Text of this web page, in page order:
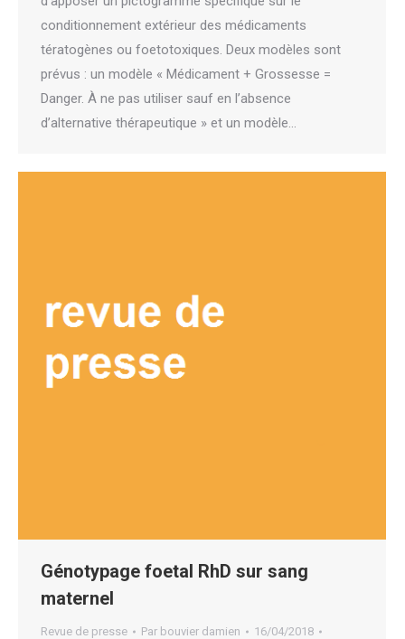
conditionnement extérieur des médicaments
tératogènes ou foetotoxiques. Deux modèles sont
prévus : un modèle « Médicament + Grossesse =
Danger. À ne pas utiliser sauf en l’absence
d’alternative thérapeutique » et un modèle…
Génotypage foetal RhD sur sang
maternel
Revue de presse Par bouvier damien
16/04/2018